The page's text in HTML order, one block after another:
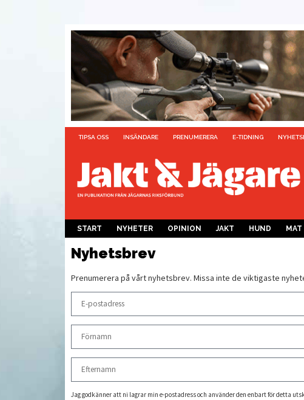
TIPSA OSS INSÄNDARE PRENUMERERA E-TIDNING
START NYHETER OPINION JAKT HUND MAT
Nyhetsbrev
Prenumerera på vårt nyhetsbrev. Missa inte de viktigaste
Jag godkänner att ni lagrar min e-postadress och använder den enbart för detta